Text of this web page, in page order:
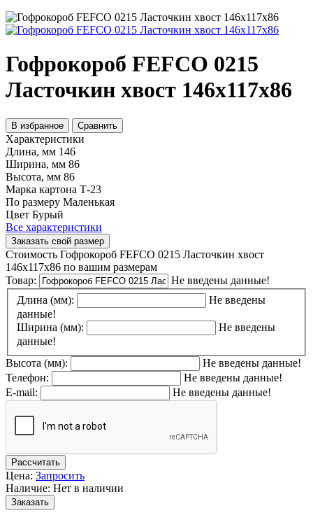
Гофрокороб FEFCO 0215
Ласточкин хвост 146x117x86
В избранное Сравнить
Характеристики
Длина, мм 146
Ширина, мм 86
Высота, мм 86
Марка картона Т-23
По размеру Маленькая
Цвет Бурый
Все характеристики
Заказать свой размер
Стоимость Гофрокороб FEFCO 0215 Ласточкин хвост
146x117x86 по вашим размерам
Товар:
Не введены данные!
Длина (мм):
Не введены
данные!
Ширина (мм):
Не введены
данные!
Высота (мм):
Не введены данные!
Телефон:
Не введены данные!
E-mail:
Не введены данные!
Рассчитать
Цена: Запросить
Наличие: Нет в наличии
Заказать